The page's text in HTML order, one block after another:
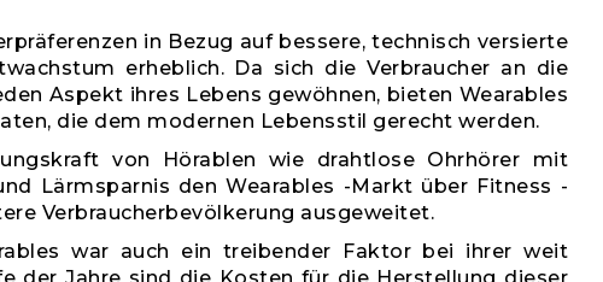
in Bezug auf bessere, technisch versierte
erheblich. Da sich die Verbraucher an die
Aspekt ihres Lebens gewöhnen, bieten Wearables
die dem modernen Lebensstil gerecht werden.
von Hörablen wie drahtlose Ohrhörer mit
Lärmsparnis den Wearables -Markt über Fitness -
Verbraucherbevölkerung ausgeweitet.
war auch ein treibender Faktor bei ihrer weit